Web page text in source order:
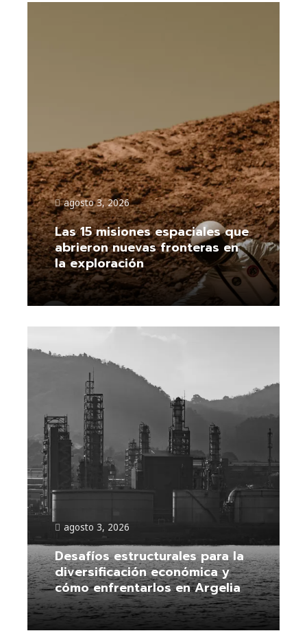
agosto 3, 2026
Las 15 misiones espaciales que
abrieron nuevas fronteras en
la exploración
Leer más
agosto 3, 2026
Desafíos estructurales para la
diversificación económica y
cómo enfrentarlos en Argelia
Leer más